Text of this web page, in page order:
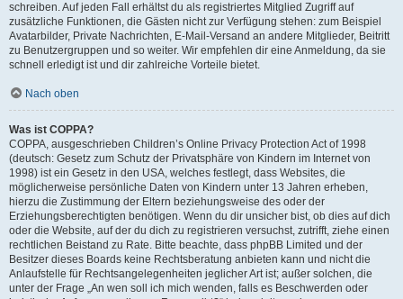
schreiben. Auf jeden Fall erhältst du als registriertes Mitglied Zugriff auf
zusätzliche Funktionen, die Gästen nicht zur Verfügung stehen: zum Beispiel
Avatarbilder, Private Nachrichten, E-Mail-Versand an andere Mitglieder, Beitritt
zu Benutzergruppen und so weiter. Wir empfehlen dir eine Anmeldung, da sie
schnell erledigt ist und dir zahlreiche Vorteile bietet.
Nach oben
Was ist COPPA?
COPPA, ausgeschrieben Children’s Online Privacy Protection Act of 1998
(deutsch: Gesetz zum Schutz der Privatsphäre von Kindern im Internet von
1998) ist ein Gesetz in den USA, welches festlegt, dass Websites, die
möglicherweise persönliche Daten von Kindern unter 13 Jahren erheben,
hierzu die Zustimmung der Eltern beziehungsweise des oder der
Erziehungsberechtigten benötigen. Wenn du dir unsicher bist, ob dies auf dich
oder die Website, auf der du dich zu registrieren versuchst, zutrifft, ziehe einen
rechtlichen Beistand zu Rate. Bitte beachte, dass phpBB Limited und der
Besitzer dieses Boards keine Rechtsberatung anbieten kann und nicht die
Anlaufstelle für Rechtsangelegenheiten jeglicher Art ist; außer solchen, die
unter der Frage „An wen soll ich mich wenden, falls es Beschwerden oder